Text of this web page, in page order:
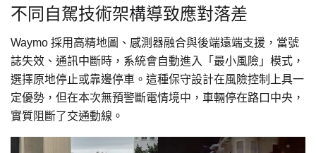
不同自駕技術架構導致應對落差
Waymo 採用高精地圖、感測器融合與後端遠端支援，當號
誌失效、通訊中斷時，系統會自動進入「最小風險」模式，
選擇原地停止或靠邊停車。這種保守設計在風險控制上具一
定優勢，但在本次無預警斷電情境中，車輛停在路口中央，
實質阻斷了交通動線。